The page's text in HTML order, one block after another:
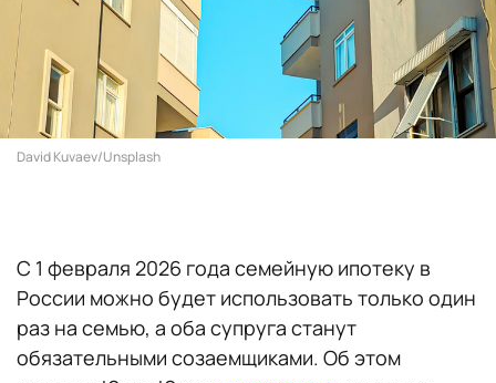
David Kuvaev/Unsplash
С 1 февраля 2026 года семейную ипотеку в
России можно будет использовать только один
раз на семью, а оба супруга станут
обязательными созаемщиками. Об этом